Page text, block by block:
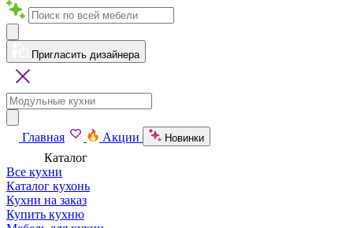
Пригласить дизайнера
Главная Акции Новинки
Каталог
Все кухни
Каталог кухонь
Кухни на заказ
Купить кухню